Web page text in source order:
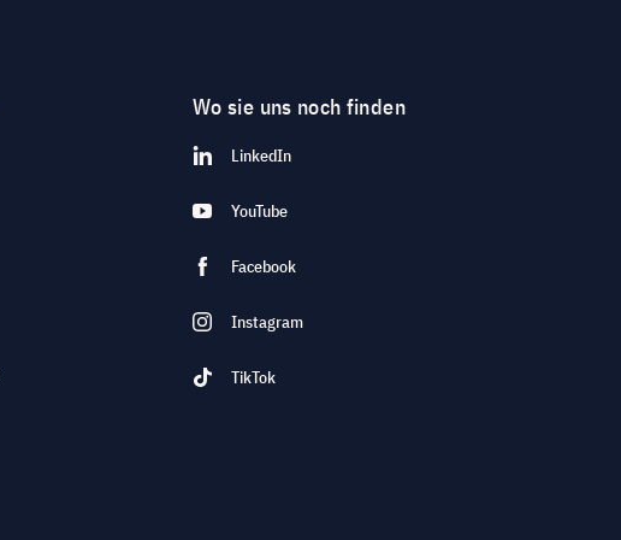
Wo sie uns noch finden
LinkedIn
YouTube
Facebook
Instagram
TikTok